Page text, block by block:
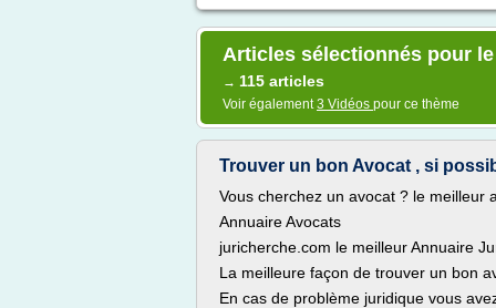
Articles sélectionnés pour
→ 115 articles
Voir également3 Vidéos pour ce thème
Trouver un bon Avocat , si
Vous cherchez un avocat ? le meilleur
Annuaire Avocats
juricherche.com le meilleur Annuaire
La meilleure façon de trouver un bon
En cas de problème juridique vous